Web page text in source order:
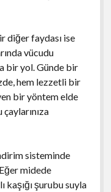
diğer faydası ise
vücudu
bir yol. Günde bir
hem lezzetli bir
bir yöntem elde
sisteminde
midede
kaşığı şurubu suyla